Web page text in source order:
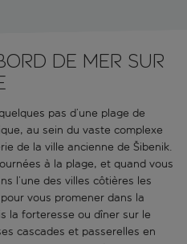
de mer sur
pas d’une plage de
au sein du vaste complexe
de la ville ancienne de Šibenik.
à la plage, et quand vous
l’une des villes côtières les
vous promener dans la
la forteresse ou dîner sur le
cascades et passerelles en